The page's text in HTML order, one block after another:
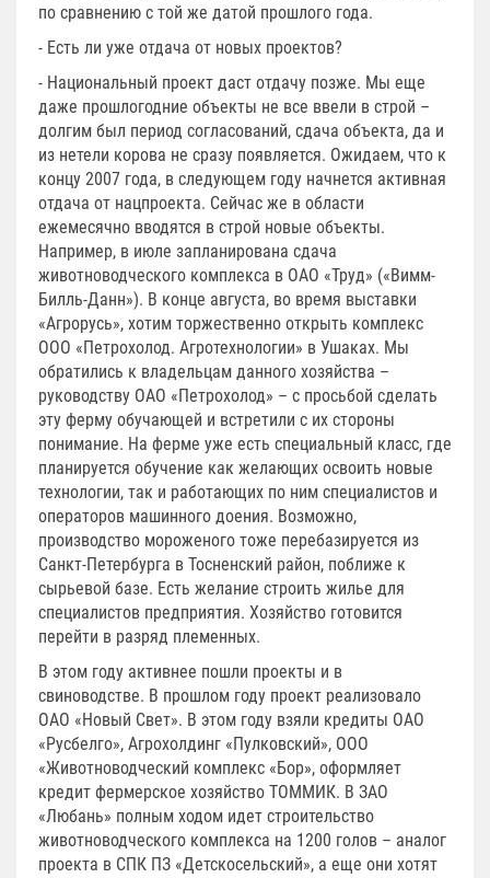
по сравнению с той же датой прошлого года.
- Есть ли уже отдача от новых проектов?
- Национальный проект даст отдачу позже. Мы еще
даже прошлогодние объекты не все ввели в строй –
долгим был период согласований, сдача объекта, да и
из нетели корова не сразу появляется. Ожидаем, что к
концу 2007 года, в следующем году начнется активная
отдача от нацпроекта. Сейчас же в области
ежемесячно вводятся в строй новые объекты.
Например, в июле запланирована сдача
животноводческого комплекса в ОАО «Труд» («Вимм-
Билль-Данн»). В конце августа, во время выставки
«Агрорусь», хотим торжественно открыть комплекс
ООО «Петрохолод. Агротехнологии» в Ушаках. Мы
обратились к владельцам данного хозяйства –
руководству ОАО «Петрохолод» – с просьбой сделать
эту ферму обучающей и встретили с их стороны
понимание. На ферме уже есть специальный класс, где
планируется обучение как желающих освоить новые
технологии, так и работающих по ним специалистов и
операторов машинного доения. Возможно,
производство мороженого тоже перебазируется из
Санкт-Петербурга в Тосненский район, поближе к
сырьевой базе. Есть желание строить жилье для
специалистов предприятия. Хозяйство готовится
перейти в разряд племенных.
В этом году активнее пошли проекты и в
свиноводстве. В прошлом году проект реализовало
ОАО «Новый Свет». В этом году взяли кредиты ОАО
«Русбелго», Агрохолдинг «Пулковский», ООО
«Животноводческий комплекс «Бор», оформляет
кредит фермерское хозяйство ТОММИК. В ЗАО
«Любань» полным ходом идет строительство
животноводческого комплекса на 1200 голов – аналог
проекта в СПК ПЗ «Детскосельский», а еще они хотят